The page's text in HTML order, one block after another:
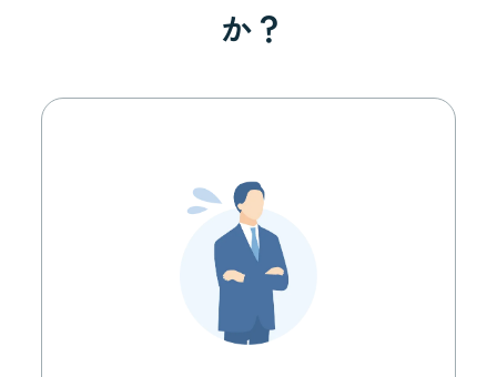
か？